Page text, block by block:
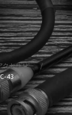
クセサリー
43